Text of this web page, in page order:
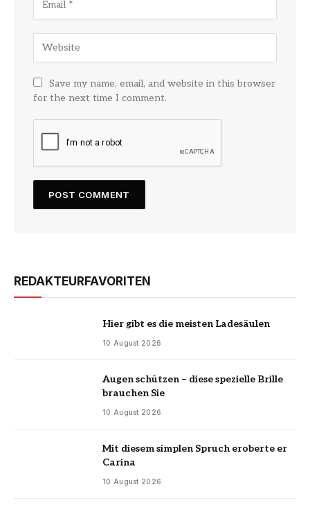
Save my name, email, and website in this browser
for the next time I comment.
REDAKTEURFAVORITEN
Hier gibt es die meisten Ladesäulen
10 August 2026
Augen schützen – diese spezielle Brille
brauchen Sie
10 August 2026
Mit diesem simplen Spruch eroberte er
Carina
10 August 2026